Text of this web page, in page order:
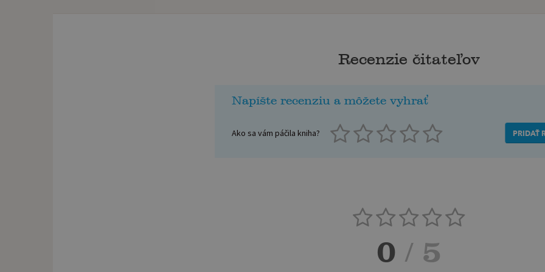
Recenzie čitateľov
Napíšte recenziu a môžete vyhrať
Ako sa vám páčila kniha? PRIDAŤ
0 / 5